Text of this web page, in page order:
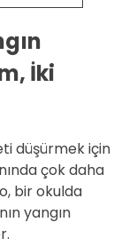
İki
düşürmek için
çok daha
bir okulda
yangın